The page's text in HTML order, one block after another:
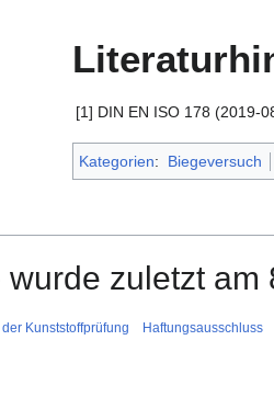
[1] DIN EN ISO 178 (2019-
Kategorien: Biegeversuch
wurde zuletzt
Kunststoffprüfung Haftungsausschluss